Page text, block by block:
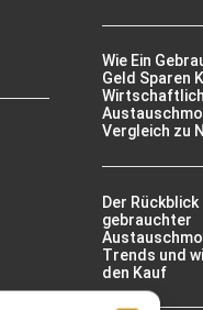
Wie Ein
Geld Sparen
Vergleich zu
Der
gebrauchter
Trends und
den Kauf